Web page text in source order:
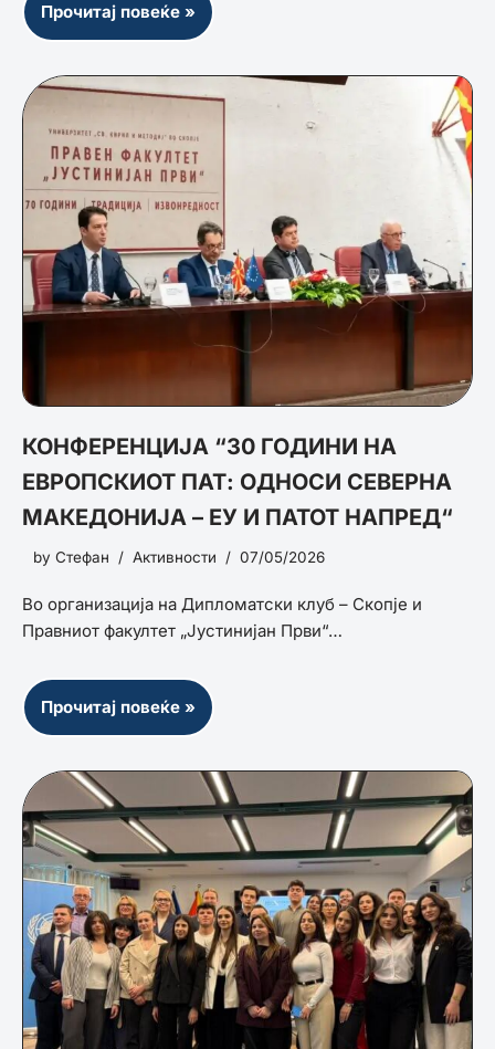
Прочитај повеќе »
КОНФЕРЕНЦИЈА “30 ГОДИНИ НА
ЕВРОПСКИОТ ПАТ: ОДНОСИ СЕВЕРНА
МАКЕДОНИЈА – ЕУ И ПАТОТ НАПРЕД“
by Стефан Активности 07/05/2026
Во организација на Дипломатски клуб – Скопје и
Правниот факултет „Јустинијан Први“…
Прочитај повеќе »